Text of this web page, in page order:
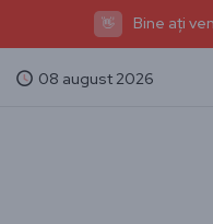
👋 Bine ați
08 august 2026